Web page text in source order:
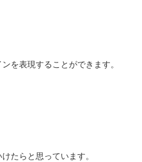
を表現することができます。
たらと思っています。